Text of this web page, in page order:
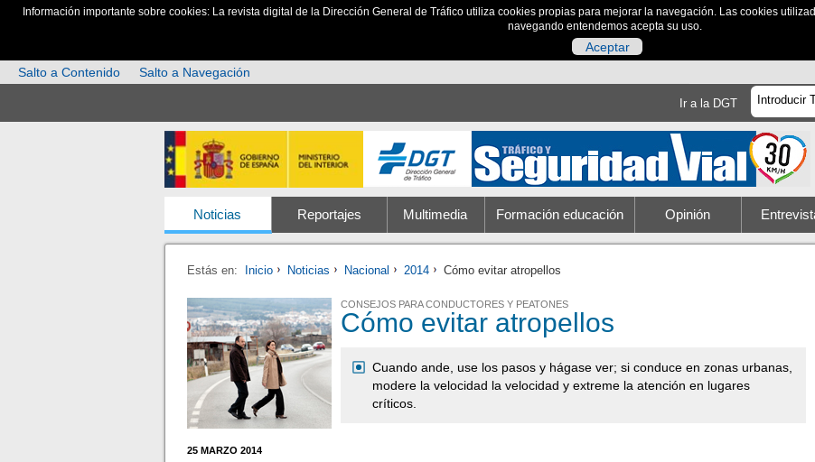
Información importante sobre cookies: La revista digital de la Dirección General de Tráfico utiliza cookies propias para mejorar la navegación. Las cookies
navegando entendemos acepta su uso.
Aceptar
Salto a Contenido
Salto a Navegación
Ir a la DGT
Noticias Reportajes Multimedia Formación educación Opinión
Estás en: Inicio Noticias Nacional 2014 Cómo evitar atropellos
CONSEJOS PARA CONDUCTORES Y PEATONES
Cómo evitar atropellos
Cuando ande, use los pasos y hágase ver; si conduce en zonas urbanas,
modere la velocidad la velocidad y extreme la atención en lugares
críticos.
25 MARZO 2014